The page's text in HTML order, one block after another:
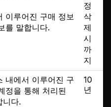
이루어진 구매 정보
를 말합니다.
정
삭
제
시
까
지
내에서 이루어진 구
정을 통해 처리된
니다.
10
년